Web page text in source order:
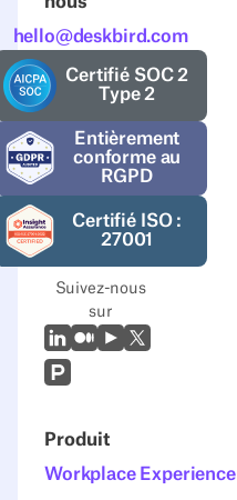
hello@deskbird.com
Certifié SOC 2
Type 2
Entièrement
conforme au
RGPD
Certifié ISO :
27001
Suivez-nous
sur
LinkedIn
MoyenYoutubeX (Twitter)
Prodcut Hunt
Produit
Workplace Experience